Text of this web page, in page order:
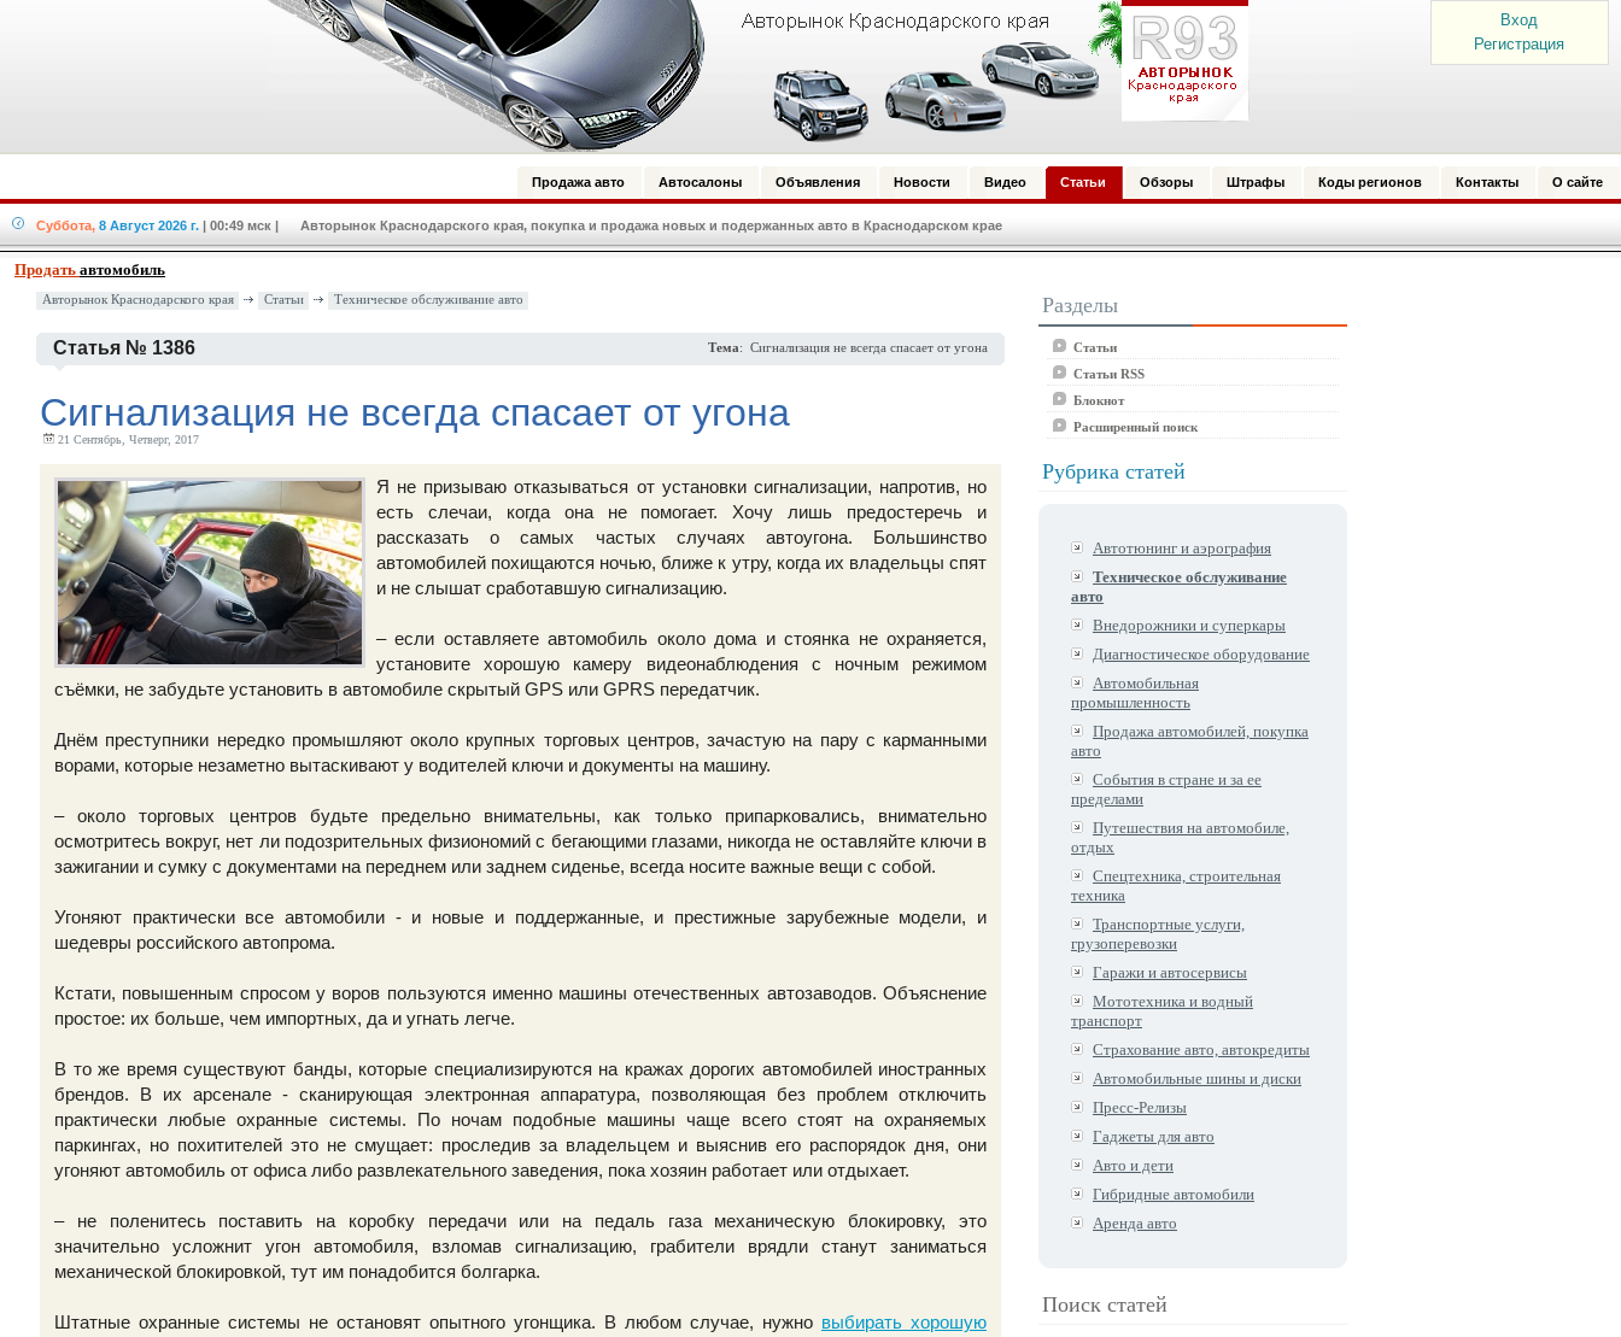
Вход
Регистрация
Продажа авто Автосалоны Объявления Новости Видео Статьи Обзоры Штрафы Коды регионов Контакты О сайте
Суббота, 8 Август 2026 г. | 00:49 мск | Авторынок Краснодарского края, покупка и продажа новых и подержанных авто в Краснодарском крае
Продать автомобиль
Авторынок Краснодарского края Статьи Техническое обслуживание авто
Статья № 1386 Тема: Сигнализация не всегда спасает от угона
Сигнализация не всегда спасает от угона
21 Сентябрь, Четверг, 2017
Я не призываю отказываться от установки сигнализации, напротив, но
есть слечаи, когда она не помогает. Хочу лишь предостеречь и
рассказать о самых частых случаях автоугона. Большинство
автомобилей похищаются ночью, ближе к утру, когда их владельцы спят
и не слышат сработавшую сигнализацию.
– если оставляете автомобиль около дома и стоянка не охраняется,
установите хорошую камеру видеонаблюдения с ночным режимом
съёмки, не забудьте установить в автомобиле скрытый GPS или GPRS передатчик.
Днём преступники нередко промышляют около крупных торговых центров, зачастую на пару с карманными
ворами, которые незаметно вытаскивают у водителей ключи и документы на машину.
– около торговых центров будьте предельно внимательны, как только припарковались, внимательно
осмотритесь вокруг, нет ли подозрительных физиономий с бегающими глазами, никогда не оставляйте ключи в
зажигании и сумку с документами на переднем или заднем сиденье, всегда носите важные вещи с собой.
Угоняют практически все автомобили - и новые и поддержанные, и престижные зарубежные модели, и
шедевры российского автопрома.
Кстати, повышенным спросом у воров пользуются именно машины отечественных автозаводов. Объяснение
простое: их больше, чем импортных, да и угнать легче.
В то же время существуют банды, которые специализируются на кражах дорогих автомобилей иностранных
брендов. В их арсенале - сканирующая электронная аппаратура, позволяющая без проблем отключить
практически любые охранные системы. По ночам подобные машины чаще всего стоят на охраняемых
паркингах, но похитителей это не смущает: проследив за владельцем и выяснив его распорядок дня, они
угоняют автомобиль от офиса либо развлекательного заведения, пока хозяин работает или отдыхает.
– не поленитесь поставить на коробку передачи или на педаль газа механическую блокировку, это
значительно усложнит угон автомобиля, взломав сигнализацию, грабители врядли станут заниматься
механической блокировкой, тут им понадобится болгарка.
Штатные охранные системы не остановят опытного угонщика. В любом случае, нужно выбирать хорошую
Разделы
Статьи
Статьи RSS
Блокнот
Расширенный поиск
Рубрика статей
Автотюнинг и аэрография
Техническое обслуживание
авто
Внедорожники и суперкары
Диагностическое оборудование
Автомобильная
промышленность
Продажа автомобилей, покупка
авто
События в стране и за ее
пределами
Путешествия на автомобиле,
отдых
Спецтехника, строительная
техника
Транспортные услуги,
грузоперевозки
Гаражи и автосервисы
Мототехника и водный
транспорт
Страхование авто, автокредиты
Автомобильные шины и диски
Пресс-Релизы
Гаджеты для авто
Авто и дети
Гибридные автомобили
Аренда авто
Поиск статей